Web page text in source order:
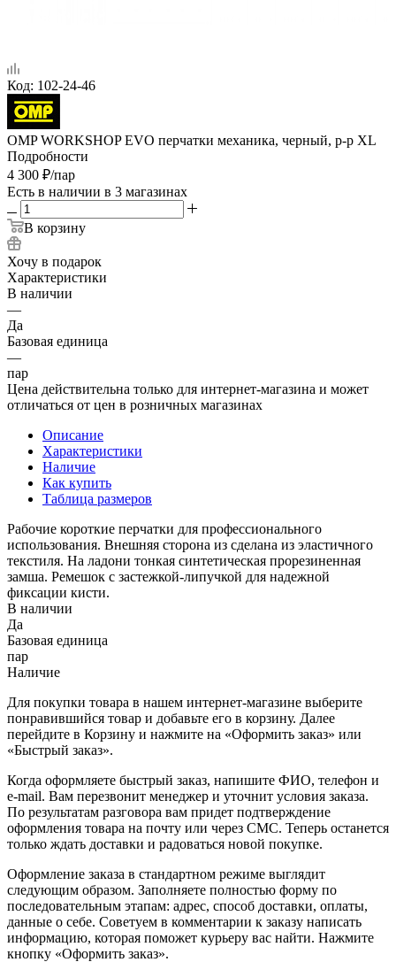
Код: 102-24-46
OMP WORKSHOP EVO перчатки механика, черный, р-р XL
Подробности
4 300 ₽/пар
Есть в наличии в 3 магазинах
В корзину
Хочу в подарок
Характеристики
В наличии
—
Да
Базовая единица
—
пар
Цена действительна только для интернет-магазина и может
отличаться от цен в розничных магазинах
Описание
Характеристики
Наличие
Как купить
Таблица размеров
Рабочие короткие перчатки для профессионального
использования. Внешняя сторона из сделана из эластичного
текстиля. На ладони тонкая синтетическая прорезиненная
замша. Ремешок с застежкой-липучкой для надежной
фиксации кисти.
В наличии
Да
Базовая единица
пар
Наличие
Для покупки товара в нашем интернет-магазине выберите
понравившийся товар и добавьте его в корзину. Далее
перейдите в Корзину и нажмите на «Оформить заказ» или
«Быстрый заказ».
Когда оформляете быстрый заказ, напишите ФИО, телефон и
e-mail. Вам перезвонит менеджер и уточнит условия заказа.
По результатам разговора вам придет подтверждение
оформления товара на почту или через СМС. Теперь останется
только ждать доставки и радоваться новой покупке.
Оформление заказа в стандартном режиме выглядит
следующим образом. Заполняете полностью форму по
последовательным этапам: адрес, способ доставки, оплаты,
данные о себе. Советуем в комментарии к заказу написать
информацию, которая поможет курьеру вас найти. Нажмите
кнопку «Оформить заказ».